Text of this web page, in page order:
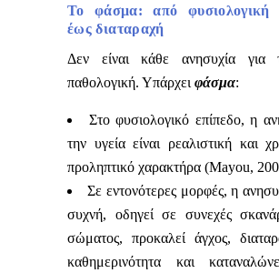
Το φάσμα: από φυσιολογική
έως διαταραχή
Δεν είναι κάθε ανησυχία για
παθολογική. Υπάρχειφάσμα:
Στο φυσιολογικό επίπεδο, η
την υγεία είναι ρεαλιστική και
προληπτικό χαρακτήρα (Mayou,
Σε εντονότερες μορφές, η
συχνή, οδηγεί σε συνεχές
σώματος, προκαλεί άγχος,
καθημερινότητα και